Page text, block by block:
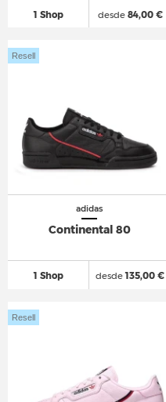
1 Shop desde84,00 €
adidas
Continental 80
1 Shop
Resell
desde135,00 €
Resell